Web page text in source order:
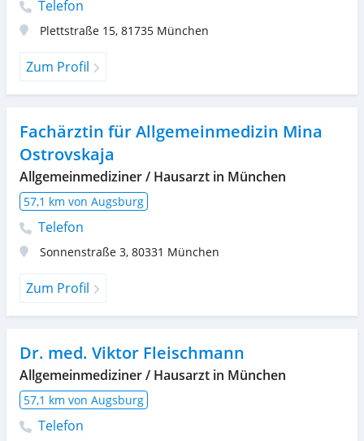
Telefon
Plettstraße 15, 81735 München
Zum Profil
Fachärztin für Allgemeinmedizin Mina
Ostrovskaja
Allgemeinmediziner / Hausarzt in München
57,1 km von Augsburg
Telefon
Sonnenstraße 3, 80331 München
Zum Profil
Dr. med. Viktor Fleischmann
Allgemeinmediziner / Hausarzt in München
57,1 km von Augsburg
Telefon